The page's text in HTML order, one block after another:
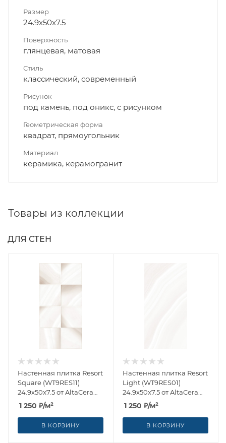
Размер
24.9x50x7.5
Поверхность
глянцевая, матовая
Стиль
классический, современный
Рисунок
под камень, под оникс, с рисунком
Геометрическая форма
квадрат, прямоугольник
Материал
керамика, керамогранит
Товары из коллекции
ДЛЯ СТЕН
Настенная плитка Resort
Square (WT9RES11)
24.9x50x7.5 от AltaCera
(Россия)
1 250 ₽/м²
В КОРЗИНУ
Настенная плитка Resort
Light (WT9RES01)
24.9x50x7.5 от AltaCera
(Россия)
1 250 ₽/м²
В КОРЗИНУ